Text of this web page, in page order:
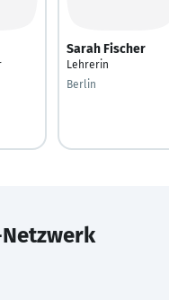
Sarah Fischer
Lehrerin
Berlin
Netzwerk